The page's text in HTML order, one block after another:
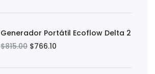
Generador Portátil Ecoflow Delta 2
$815.00 $766.10